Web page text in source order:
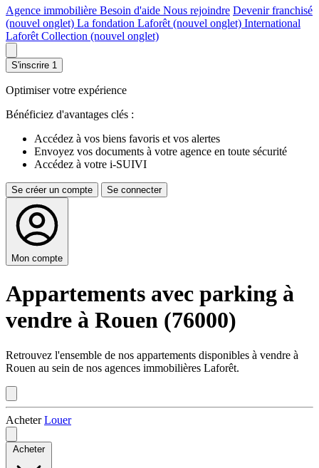
Agence immobilière Besoin d'aide Nous rejoindre Devenir franchisé
(nouvel onglet) La fondation Laforêt (nouvel onglet) International
Laforêt Collection (nouvel onglet)
S'inscrire 1
Optimiser votre expérience
Bénéficiez d'avantages clés :
Accédez à vos biens favoris et vos alertes
Envoyez vos documents à votre agence en toute sécurité
Accédez à votre i-SUIVI
Se créer un compte Se connecter
Mon compte
Appartements avec parking à
vendre à Rouen (76000)
Retrouvez l'ensemble de nos appartements disponibles à vendre à
Rouen au sein de nos agences immobilières Laforêt.
AcheterLouer
Acheter